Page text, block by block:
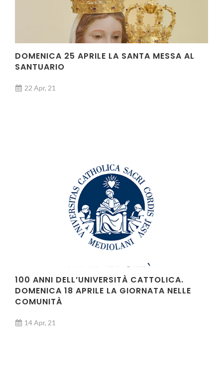
DOMENICA 25 APRILE LA SANTA MESSA AL
SANTUARIO
22 Apr, 21
100 ANNI DELL’UNIVERSITÀ CATTOLICA.
DOMENICA 18 APRILE LA GIORNATA NELLE
COMUNITÀ
14 Apr, 21